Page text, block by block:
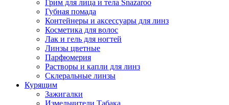
Грим для лица и тела Snazaroo
Губная помада
Контейнеры и аксессуары для линз
Косметика для волос
Лак и гель для ногтей
Линзы цветные
Парфюмерия
Растворы и капли для линз
Склеральные линзы
Курящим
Зажигалки
Измельчители Табака